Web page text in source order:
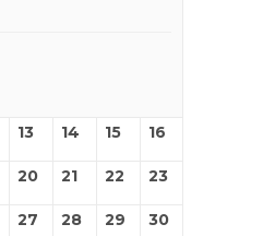
13 14 15 16
20 21 22 23
27 28 29 30